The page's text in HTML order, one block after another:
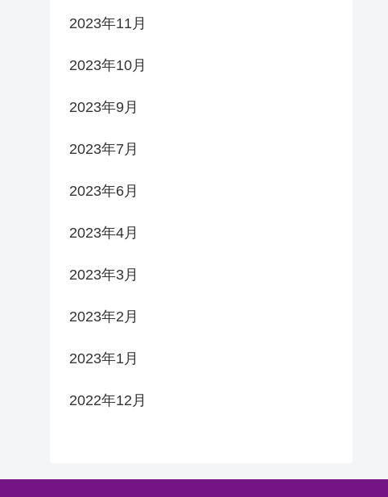
2023年11月
2023年10月
2023年9月
2023年7月
2023年6月
2023年4月
2023年3月
2023年2月
2023年1月
2022年12月